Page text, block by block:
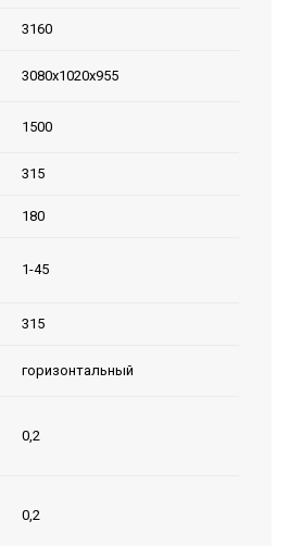
3160
3080х1020х955
1500
315
180
1-45
315
горизонтальный
0,2
0,2